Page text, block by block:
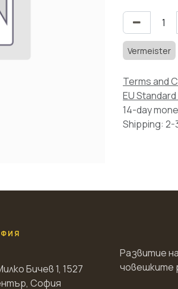
Vermeister
Terms and
EU
14-day
Shipping: 2-
Бичев 1, 1527
София
Развитие на
човешките